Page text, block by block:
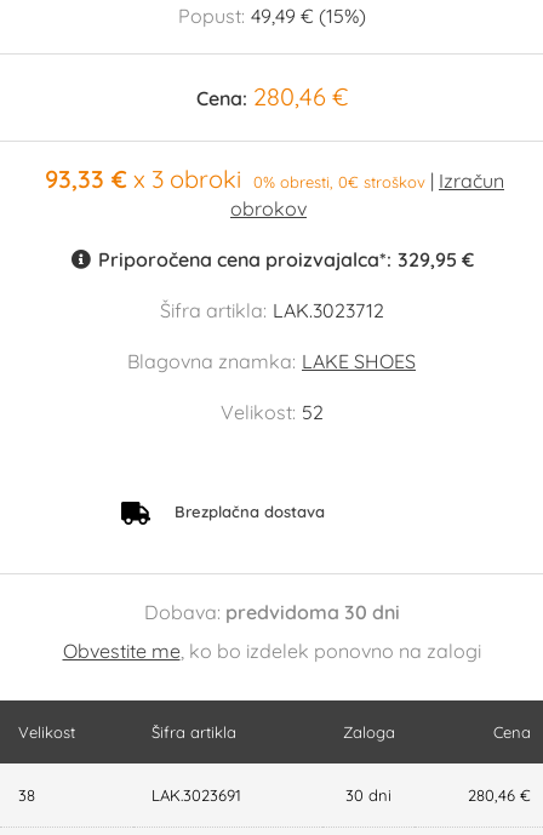
Popust: 49,49 € (15%)
Cena: 280,46 €
93,33 € x 3 obroki 0% obresti, 0€ stroškov
Priporočena cena proizvajalca*: 329,95 €
Šifra artikla: LAK.3023712
Blagovna znamka: LAKE SHOES
Velikost: 52
Brezplačna dostava
Dobava: predvidoma 30 dni
Obvestite me, ko bo izdelek ponovno na zalogi
Velikost Šifra artikla Zaloga Cena
38 LAK.3023691 30 dni 280,46 €